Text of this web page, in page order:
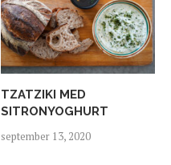
TZATZIKI MED
SITRONYOGHURT
september 13, 2020